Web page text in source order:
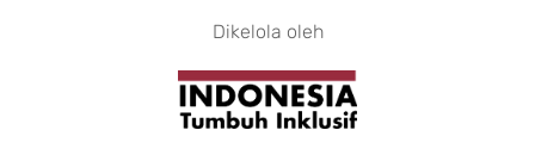
Dikelola oleh